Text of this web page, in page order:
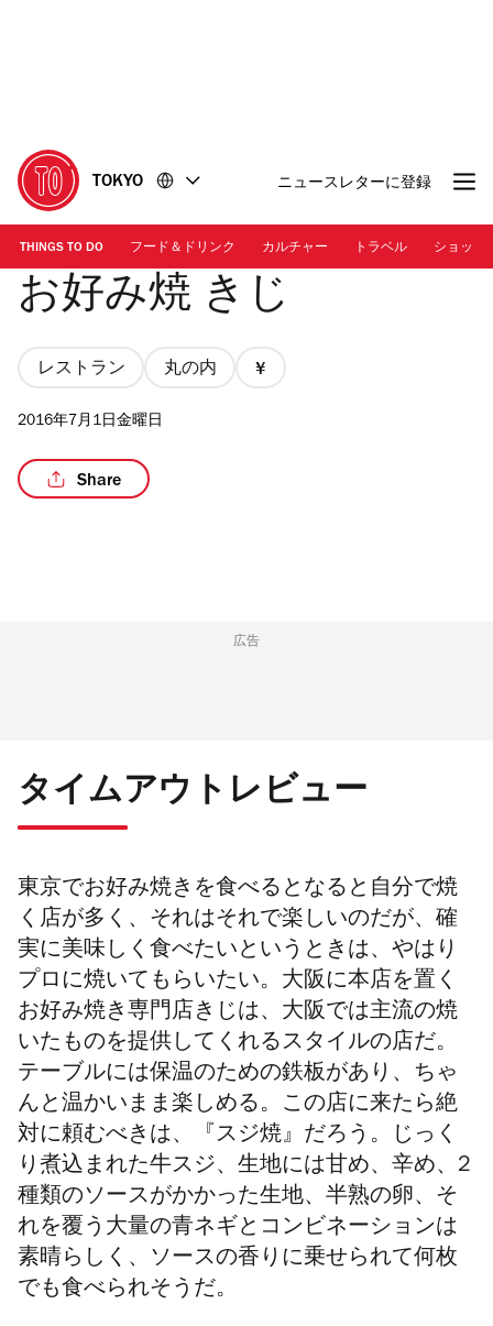
に
移
動
移
動
TOKYO ニュースレターに登録
THINGS TO DO フード＆ドリンク カルチャー トラベル ショッピ
お好み焼 きじ
レストラン 丸の内
価
2016年7月1日金曜日
Share
広告
タイムアウトレビュー
東京でお好み焼きを食べるとなると自分で焼
く店が多く、それはそれで楽しいのだが、確
実に美味しく食べたいというときは、やはり
プロに焼いてもらいたい。大阪に本店を置く
お好み焼き専門店きじは、大阪では主流の焼
いたものを提供してくれるスタイルの店だ。
テーブルには保温のための鉄板があり、ちゃ
んと温かいまま楽しめる。この店に来たら絶
対に頼むべきは、『スジ焼』だろう。じっく
り煮込まれた牛スジ、生地には甘め、辛め、2
種類のソースがかかった生地、半熟の卵、そ
れを覆う大量の青ネギとコンビネーションは
素晴らしく、ソースの香りに乗せられて何枚
でも食べられそうだ。